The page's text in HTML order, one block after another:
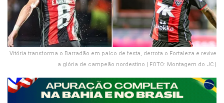
Vitória transforma o Barradão em palco de festa, derrota o Fortaleza e revive
a glória de campeão nordestino | FOTO: Montagem do JC |